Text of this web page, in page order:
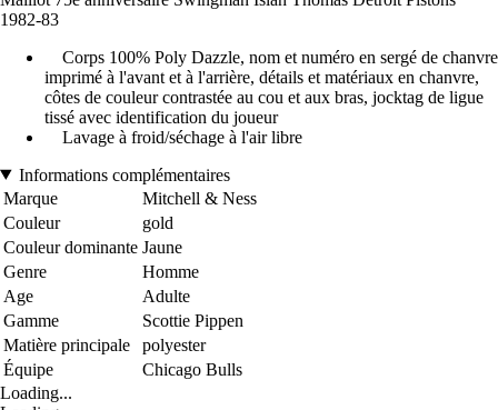
1982-83
Corps 100% Poly Dazzle, nom et numéro en sergé de chanvre
imprimé à l'avant et à l'arrière, détails et matériaux en chanvre,
côtes de couleur contrastée au cou et aux bras, jocktag de ligue
tissé avec identification du joueur
Lavage à froid/séchage à l'air libre
Informations complémentaires
Marque
Mitchell & Ness
Couleur
gold
Couleur dominante Jaune
Genre
Homme
Age
Adulte
Gamme
Scottie Pippen
Matière principale
polyester
Équipe
Chicago Bulls
Loading...